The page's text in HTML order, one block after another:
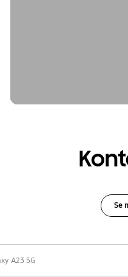
Se
A23 5G